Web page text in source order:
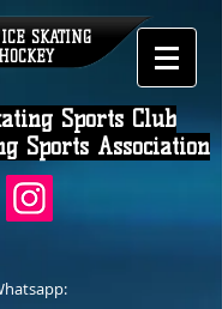
SKATING
Sports Club
Sports Association